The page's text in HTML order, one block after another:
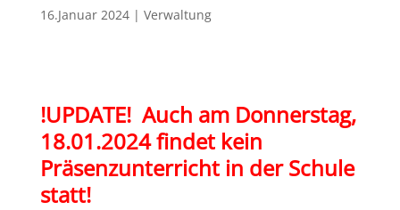
16.Januar 2024| Verwaltung
!UPDATE! Auch am Donnerstag,
18.01.2024 findet kein
Präsenzunterricht in der Schule
statt!